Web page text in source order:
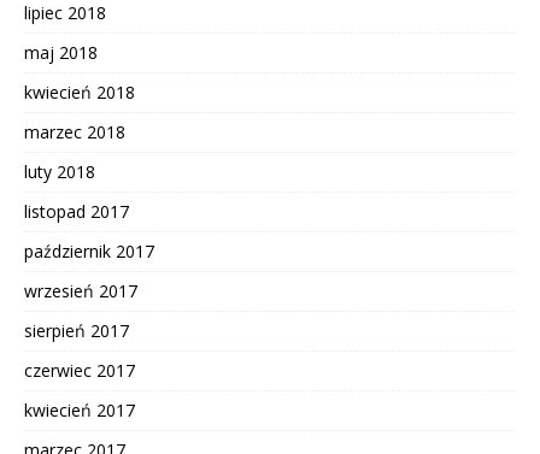
lipiec 2018
maj 2018
kwiecień 2018
marzec 2018
luty 2018
listopad 2017
październik 2017
wrzesień 2017
sierpień 2017
czerwiec 2017
kwiecień 2017